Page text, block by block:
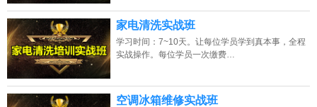
家电清洗实战班
学习时间：7~10天。让每位学员学到真本事，全程
实战操作。每位学员一次缴费…
空调冰箱维修实战班